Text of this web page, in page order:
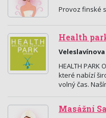
Provoz finské
Health
Veleslavínova
HEALTH
které nabízí
volný čas.
Masážní